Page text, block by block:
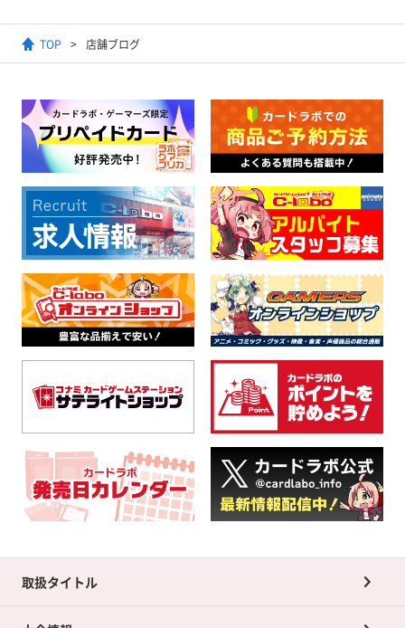
TOP 店舗ブログ
取扱タイトル